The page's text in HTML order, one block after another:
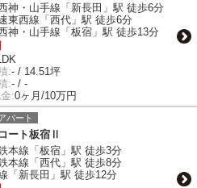
神・山手線「新長田」駅 徒歩6分
東西線「西代」駅 徒歩6分
神・山手線「板宿」駅 徒歩13分
:- / 14.51坪
:- / -
:0ヶ月/10万円
パート
ート板宿Ⅱ
本線「板宿」駅 徒歩3分
本線「西代」駅 徒歩8分
「新長田」駅 徒歩12分